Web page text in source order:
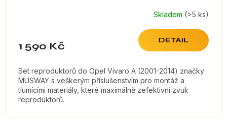
Skladem (>5 ks)
1 590 Kč DETAIL
Set reproduktorů do Opel Vivaro A (2001-2014) značky
MUSWAY s veškerým příslušenstvím pro montáž a
tlumícími materiály, které maximálně zefektivní zvuk
reproduktorů.